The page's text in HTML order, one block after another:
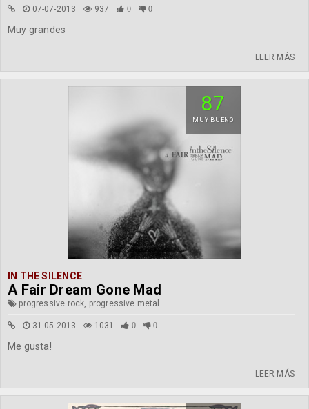
07-07-2013 937 0 0
Muy grandes
LEER MÁS
87
MUY BUENO
IN THE SILENCE
A Fair Dream Gone Mad
progressive rock, progressive metal
31-05-2013 1031 0 0
Me gusta!
LEER MÁS